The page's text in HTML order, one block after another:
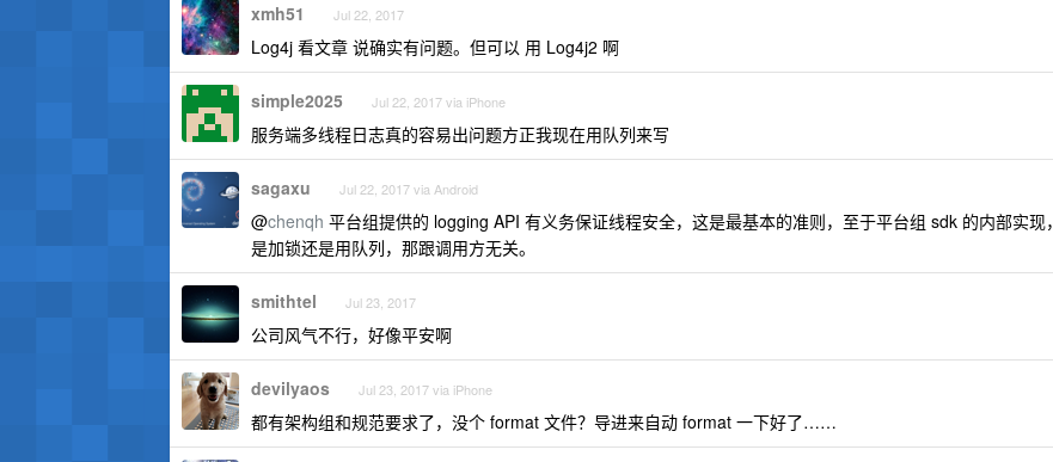
xmh51 Jul 22, 2017
Log4j 看文章 说确实有问题。但可以 用 Log4j2 啊
simple2025 Jul 22, 2017 via iPhone
服务端多线程日志真的容易出问题方正我现在用队列来写
sagaxu Jul 22, 2017 via Android
@chenqh 平台组提供的 logging API 有义务保证线程安全，这是最基本的准则，至于平台组 sdk 的内部实现，
是加锁还是用队列，那跟调用方无关。
smithtel Jul 23, 2017
公司风气不行，好像平安啊
devilyaos Jul 23, 2017 via iPhone
都有架构组和规范要求了，没个 format 文件？导进来自动 format 一下好了……